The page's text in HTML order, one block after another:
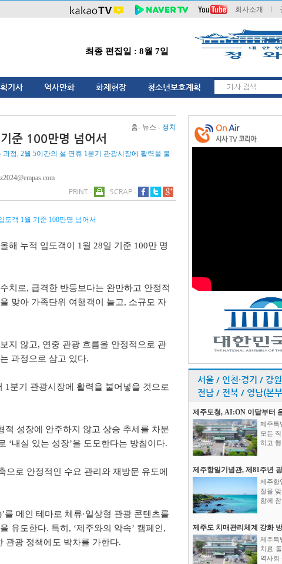
회사소개
최종 편집일 : 8월 7일
기사 역사만화 화제현장 청소년보호계획
홈- 뉴스 - 정치
준 100만명 넘어서
정, 2월 5이간의 설 연휴 1분기 관광시장에 활력을 불
PRINT :
SCRAP :
도객 1월 기준 100만명 넘어서
해 누적 입도객이 1 월 28일 기준 100만 명
치로, 급격한 반등보다는 완만하고 안정적
맞아 가족단위 여행객이 늘고, 소규모 자
지 않고, 연중 관광 흐름을 안정적으로 관
과정으로 삼고 있다.
1 분기 관광시장에 활력을 불어넣을 것으로
적 성장에 안주하지 않고 상승 추세를 차분
‘내실 있는 성장’을 도모한다는 방침이다.
으로 안정적인 수요 관리와 재방문 유도에
를 메인 테마로 체류·일상형 관광 콘텐츠를
유도한다. 특히 , ‘제주와의 약속’ 캠페인 ,
관광 정책에도 박차를 가한다.
On Air
시사 TV 코리아
서울 / 인천·경기 / 강
전남 / 전북 / 영남(본
제주도청, AI:ON 이달부터
제주특
모든
히고 행
제주항일기념관, 제81주년
제주항
절을
함께 참
제주도 치매관리체계 강화
제주특
치료·
역사회